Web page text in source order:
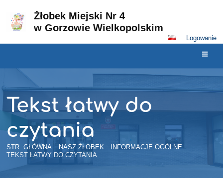
Żłobek Miejski Nr 4
w Gorzowie Wielkopolskim
Logowanie
Tekst łatwy do
czytania
STR. GŁÓWNA NASZ ŻŁOBEK
INFORMACJE OGÓLNE
TEKST ŁATWY DO CZYTANIA